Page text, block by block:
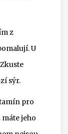
z
U
sýr.
pro
máte jeho